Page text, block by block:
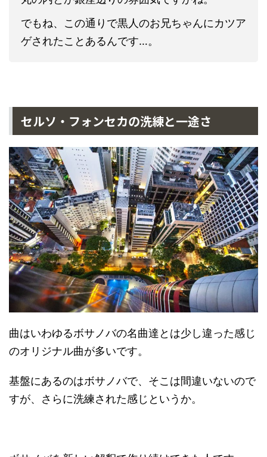
でもね、この通りで黒人のお兄ちゃんにカツア
ゲされたことあるんです…。
セルソ・フォンセカの洗練と一途さ
曲はいわゆるボサノバの名曲達とは少し違った感じ
のオリジナル曲が多いです。
基盤にあるのはボサノバで、そこは間違いないので
すが、さらに洗練された感じというか。